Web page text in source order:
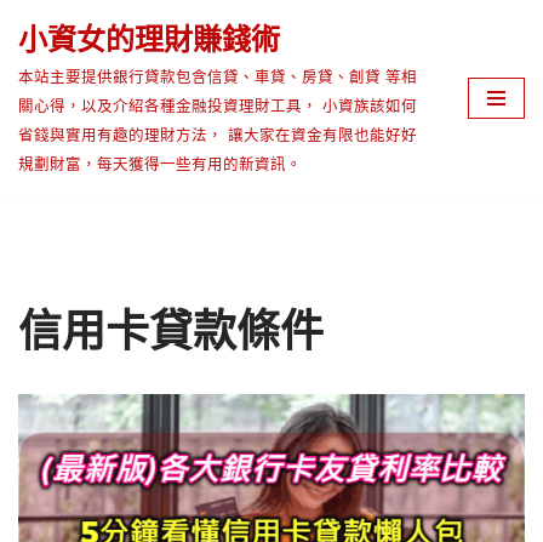
Skip
to
content
小資女的理財賺錢術
本站主要提供銀行貸款包含信貸、車貸、房貸、創貸 等相
關心得，以及介紹各種金融投資理財工具， 小資族該如何
省錢與實用有趣的理財方法， 讓大家在資金有限也能好好
規劃財富，每天獲得一些有用的新資訊。
信用卡貸款條件